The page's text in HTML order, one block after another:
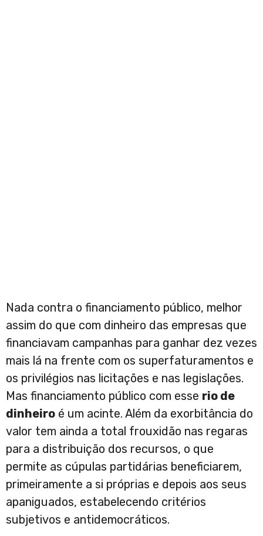
Nada contra o financiamento público, melhor
assim do que com dinheiro das empresas que
financiavam campanhas para ganhar dez vezes
mais lá na frente com os superfaturamentos e
os privilégios nas licitações e nas legislações.
Mas financiamento público com esse rio de
dinheiro é um acinte. Além da exorbitância do
valor tem ainda a total frouxidão nas regaras
para a distribuição dos recursos, o que
permite as cúpulas partidárias beneficiarem,
primeiramente a si próprias e depois aos seus
apaniguados, estabelecendo critérios
subjetivos e antidemocráticos.